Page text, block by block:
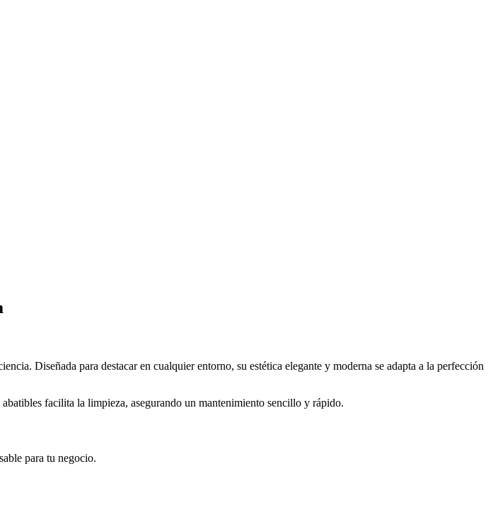
Diseñada para destacar en cualquier entorno, su estética elegante y moderna se adapta a la perfección
facilita la limpieza, asegurando un mantenimiento sencillo y rápido.
para tu negocio.